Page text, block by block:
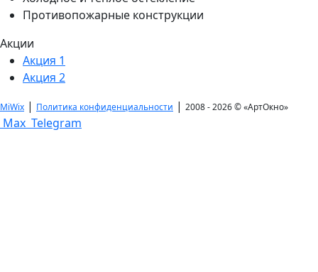
Противопожарные конструкции
Акции
Акция 1
Акция 2
MiWix | Политика конфиденциальности | 2008 - 2026 © «АртОкно»
Max Telegram